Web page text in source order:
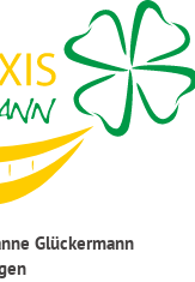
Glückermann